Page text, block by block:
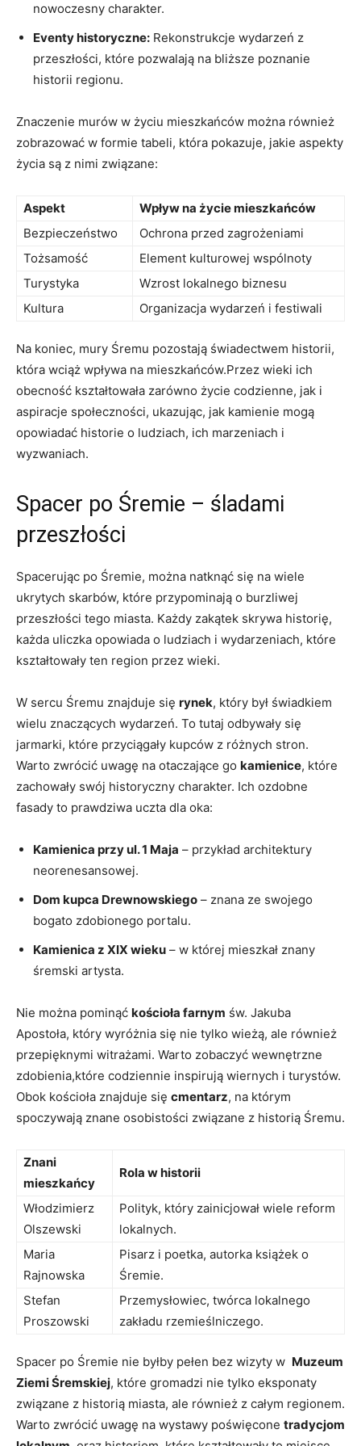
nowoczesny‍ charakter.
Eventy historyczne: Rekonstrukcje wydarzeń z
przeszłości, które pozwalają na bliższe ‍poznanie
⁢historii regionu.
Znaczenie murów w życiu mieszkańców‌ można również⁣
zobrazować ​w formie tabeli, która pokazuje, jakie aspekty
życia⁤ są z nimi związane:
Aspekt
Wpływ⁣ na życie⁢ mieszkańców
Bezpieczeństwo
Ochrona ​przed ‌zagrożeniami
Tożsamość
Element kulturowej wspólnoty
Turystyka
Wzrost lokalnego biznesu
Kultura
Organizacja wydarzeń i​ festiwali
Na koniec, mury ⁣Śremu pozostają świadectwem historii,
która wciąż wpływa na mieszkańców.Przez wieki ich‍
obecność kształtowała zarówno życie codzienne, ​jak i
aspiracje społeczności, ukazując, jak kamienie mogą
opowiadać ⁤historie o ⁢ludziach,‌ ich marzeniach ‍i
wyzwaniach.
Spacer ⁣po ⁣Śremie – śladami
przeszłości
Spacerując po Śremie, można natknąć⁢ się na wiele
ukrytych skarbów, które ⁣przypominają o burzliwej
przeszłości tego⁤ miasta. ‌Każdy zakątek⁢ skrywa historię,
każda uliczka opowiada ​o ludziach i wydarzeniach, które⁤
kształtowały ten ‍region przez wieki.
W sercu Śremu znajduje się⁢ rynek,‌ który był świadkiem
wielu znaczących​ wydarzeń. To tutaj odbywały ‌się
jarmarki, które przyciągały⁢ kupców z różnych stron.
Warto⁣ zwrócić uwagę na otaczające go kamienice, które
zachowały swój⁤ historyczny charakter. Ich‌ ozdobne
fasady to prawdziwa uczta dla oka:
Kamienica przy ul. 1⁢ Maja – przykład architektury
‍neorenesansowej.
Dom kupca‌ Drewnowskiego – ​znana ‌ze swojego
bogato zdobionego‍ portalu.
Kamienica z XIX​ wieku – w której mieszkał znany
śremski ⁤artysta.
Nie można ⁣pominąć⁣ kościoła farnym św. Jakuba
Apostoła, który wyróżnia​ się nie tylko wieżą, ale również
przepięknymi witrażami. ⁣Warto zobaczyć wewnętrzne
zdobienia,które codziennie inspirują‌ wiernych i turystów.
Obok kościoła ⁤znajduje się‍ cmentarz, ⁤na którym
spoczywają znane‍ osobistości związane z historią Śremu.
Znani
mieszkańcy
Rola w historii
Włodzimierz
Olszewski
Polityk, który​ zainicjował wiele reform
lokalnych.
Maria
Rajnowska
Pisarz⁢ i poetka, ​autorka⁢ książek o
Śremie.
Stefan
Proszowski
Przemysłowiec, twórca lokalnego
zakładu‍ rzemieślniczego.
Spacer po Śremie nie byłby pełen bez wizyty w ⁣ Muzeum
Ziemi Śremskiej, ‌które ‌gromadzi nie tylko eksponaty
związane z historią‌ miasta, ale również⁢ z całym regionem.
‍Warto zwrócić ⁢uwagę na wystawy ⁤poświęcone tradycjom